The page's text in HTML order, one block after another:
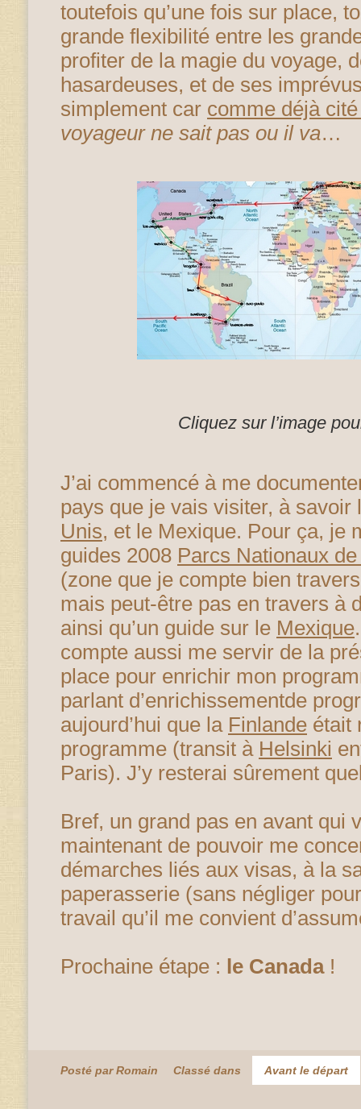
toutefois qu’une fois sur place,
grande flexibilité entre les
profiter de la magie du voyage,
hasardeuses, et de ses
simplement car comme déjà
voyageur ne sait pas ou il va…
Cliquez sur l’image
J’ai commencé à me
pays que je vais visiter, à savoir
Unis, et le Mexique. Pour ça, je
guides 2008 Parcs Nationaux
(zone que je compte bien
mais peut-être pas en travers à
ainsi qu’un guide sur le Mexique
compte aussi me servir de la
place pour enrichir mon
parlant d’enrichissementde
aujourd’hui que la Finlande était
programme (transit à Helsinki
Paris). J’y resterai sûrement
Bref, un grand pas en avant qui
maintenant de pouvoir me
démarches liés aux visas, à la
paperasserie (sans négliger
travail qu’il me convient
Prochaine étape : le Canada!
Posté par Romain Classé dans Avant le départ